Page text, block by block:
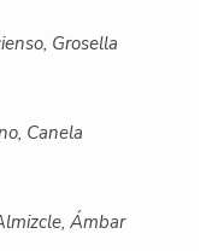
Grosella
Canela
Ámbar